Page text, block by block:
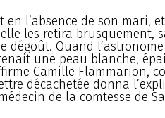
en l’absence de son mari,
les retira brusquement,
dégoût. Quand
une peau blanche,
Camille Flammarion,
décachetée donna
de la comtesse de